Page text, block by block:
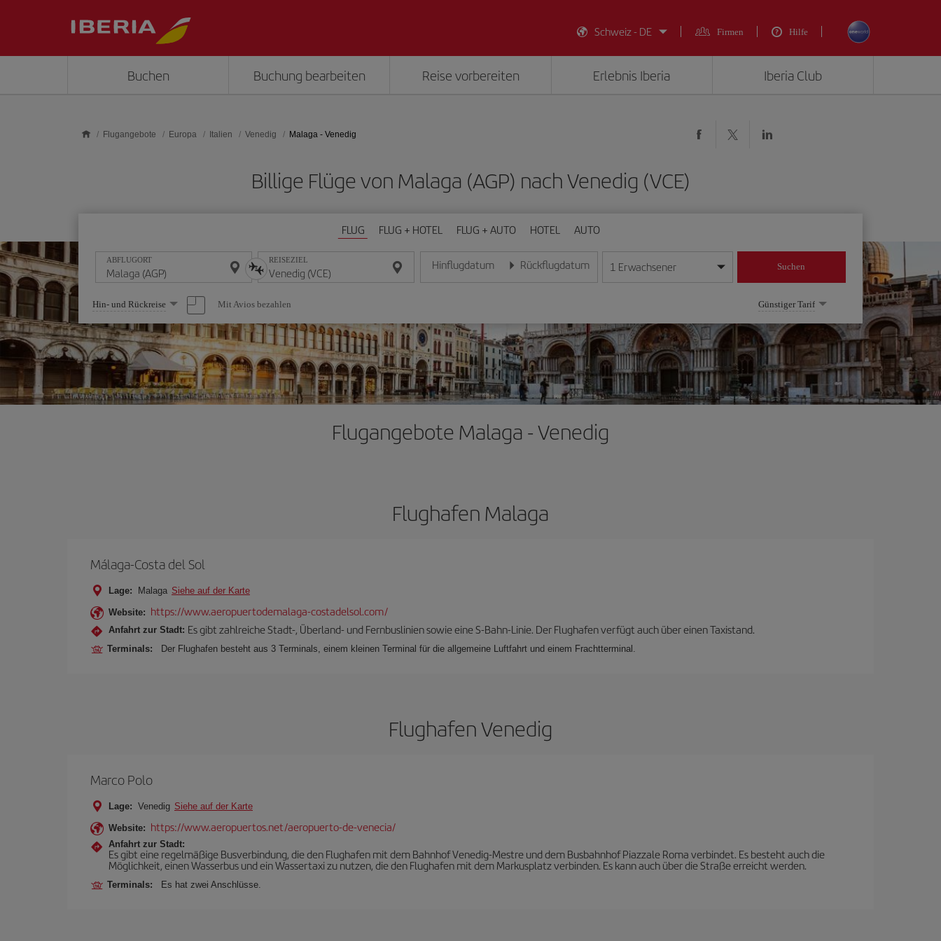
Schweiz - DE
Firmen Hilfe
Buchen Buchung bearbeiten Reise vorbereiten Erlebnis Iberia Iberia Club
Flugangebote Europa Italien Venedig Malaga - Venedig
Billige Flüge von Malaga (AGP) nach Venedig (VCE)
FLUG FLUG + HOTEL FLUG + AUTO HOTEL AUTO
ABFLUGORT REISEZIEL Hinflugdatum
Geben Sie das Datum im Format Tag/Monat/Jahr ein
Rückflugdatum
Geben Sie das Datum im Format Tag/Monat/Jahr ein
1 Erwachsener Suchen
Wählen
Sie
eine
Option
Hin- und Rückreise Mit Avios bezahlen Günstiger Tarif
Flugangebote Malaga - Venedig
Flughafen Malaga
Málaga-Costa del Sol
Lage: Malaga Siehe auf der Karte
Website: https://www.aeropuertodemalaga-costadelsol.com/
Anfahrt zur Stadt: Es gibt zahlreiche Stadt-, Überland- und Fernbuslinien sowie eine S-Bahn-Linie. Der Flughafen verfügt auch über einen Taxistand.
Terminals: Der Flughafen besteht aus 3 Terminals, einem kleinen Terminal für die allgemeine Luftfahrt und einem Frachtterminal.
Flughafen Venedig
Marco Polo
Lage: Venedig Siehe auf der Karte
Website: https://www.aeropuertos.net/aeropuerto-de-venecia/
Anfahrt zur Stadt:
Es gibt eine regelmäßige Busverbindung, die den Flughafen mit dem Bahnhof Venedig-Mestre und dem Busbahnhof Piazzale Roma verbindet. Es besteht auch die
Möglichkeit, einen Wasserbus und ein Wassertaxi zu nutzen, die den Flughafen mit dem Markusplatz verbinden. Es kann auch über die Straße erreicht werden.
Terminals: Es hat zwei Anschlüsse.